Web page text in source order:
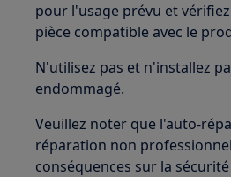
pour l'usage prévu et
pièce compatible avec le
N'utilisez pas et n'installez
endommagé.
Veuillez noter que l'auto-
réparation non
conséquences sur la